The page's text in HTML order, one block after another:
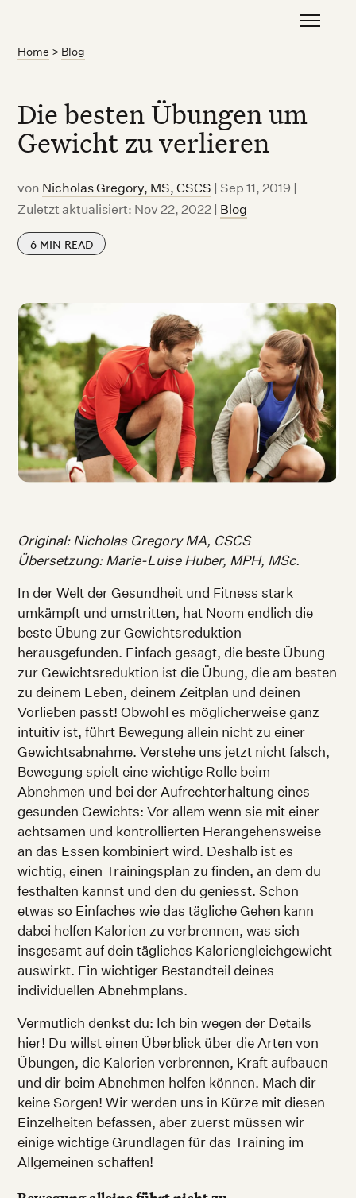
Home > Blog
Die besten Übungen um
Gewicht zu verlieren
von Nicholas Gregory, MS, CSCS | Sep 11, 2019 |
Zuletzt aktualisiert: Nov 22, 2022 | Blog
6 MIN READ
Original: Nicholas Gregory MA, CSCS
Übersetzung: Marie-Luise Huber, MPH, MSc.
In der Welt der Gesundheit und Fitness stark
umkämpft und umstritten, hat Noom endlich die
beste Übung zur Gewichtsreduktion
herausgefunden. Einfach gesagt, die beste Übung
zur Gewichtsreduktion ist die Übung, die am besten
zu deinem Leben, deinem Zeitplan und deinen
Vorlieben passt! Obwohl es möglicherweise ganz
intuitiv ist, führt Bewegung allein nicht zu einer
Gewichtsabnahme. Verstehe uns jetzt nicht falsch,
Bewegung spielt eine wichtige Rolle beim
Abnehmen und bei der Aufrechterhaltung eines
gesunden Gewichts: Vor allem wenn sie mit einer
achtsamen und kontrollierten Herangehensweise
an das Essen kombiniert wird. Deshalb ist es
wichtig, einen Trainingsplan zu finden, an dem du
festhalten kannst und den du geniesst. Schon
etwas so Einfaches wie das tägliche Gehen kann
dabei helfen Kalorien zu verbrennen, was sich
insgesamt auf dein tägliches Kaloriengleichgewicht
auswirkt. Ein wichtiger Bestandteil deines
individuellen Abnehmplans.
Vermutlich denkst du: Ich bin wegen der Details
hier! Du willst einen Überblick über die Arten von
Übungen, die Kalorien verbrennen, Kraft aufbauen
und dir beim Abnehmen helfen können. Mach dir
keine Sorgen! Wir werden uns in Kürze mit diesen
Einzelheiten befassen, aber zuerst müssen wir
einige wichtige Grundlagen für das Training im
Allgemeinen schaffen!